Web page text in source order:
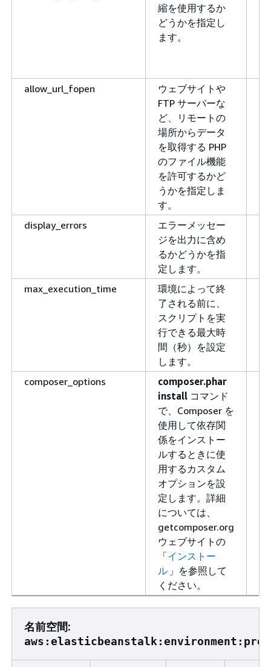
縮を使用するか
どうかを指定し
ます。
allow_url_fopen
ウェブサイトや
FTP サーバーな
ど、リモートの
場所からデータ
を取得する PHP
のファイル機能
を許可するかど
うかを指定しま
す。
display_errors
エラーメッセー
ジを出力に含め
るかどうかを指
定します。
max_execution_time
環境によって終
了される前に、
スクリプトを実
行できる最大時
間（秒）を設定
します。
composer_options
composer.phar
install コマンド
で、Composer を
使用して依存関
係をインストー
ルするときに使
用するカスタム
オプションを設
定します。詳細
については、
getcomposer.org
ウェブサイトの
「インストー
ル 」を参照して
ください。
名前空間: